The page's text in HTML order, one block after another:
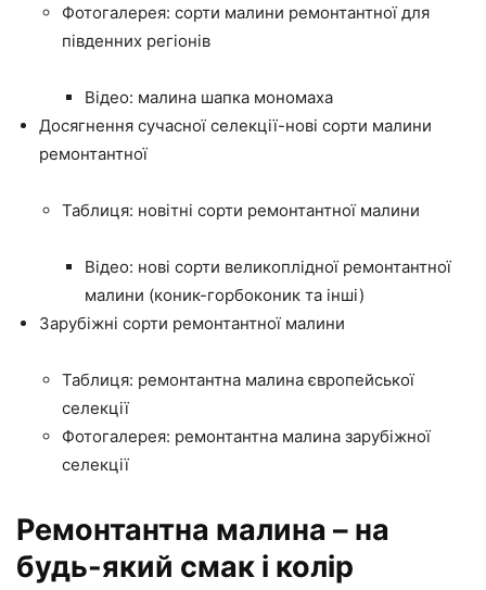
Фотогалерея: сорти малини ремонтантної для
південних регіонів
Відео: малина шапка мономаха
Досягнення сучасної селекції-нові сорти малини
ремонтантної
Таблиця: новітні сорти ремонтантної малини
Відео: нові сорти великоплідної ремонтантної
малини (коник-горбоконик та інші)
Зарубіжні сорти ремонтантної малини
Таблиця: ремонтантна малина європейської
селекції
Фотогалерея: ремонтантна малина зарубіжної
селекції
Ремонтантна малина – на
будь-який смак і колір